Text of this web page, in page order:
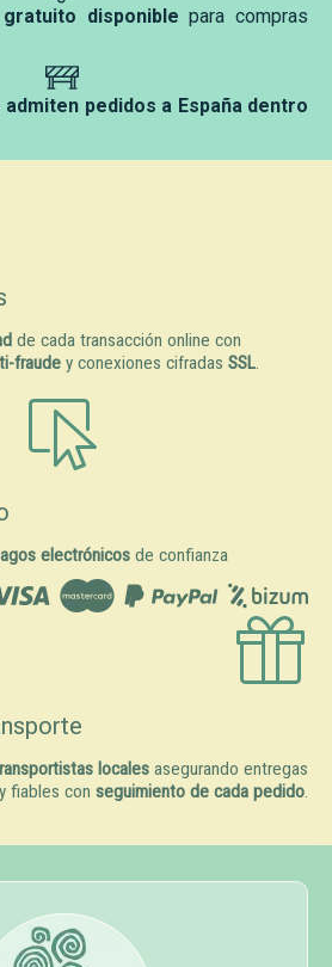
disponible para compras
pedidos a España dentro
de cada transacción online con
fraude y conexiones cifradas SSL.
electrónicosde confianza
locales asegurando entregas
fiables con seguimiento de cada pedido.